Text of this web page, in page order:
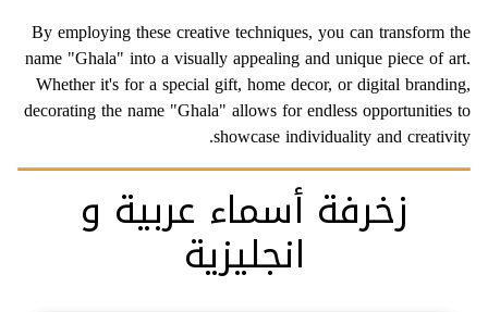
By employing these creative techniques, you can transform the
name "Ghala" into a visually appealing and unique piece of art.
Whether it's for a special gift, home decor, or digital branding,
decorating the name "Ghala" allows for endless opportunities to
showcase individuality and creativity.
زخرفة أسماء عربية و
انجليزية